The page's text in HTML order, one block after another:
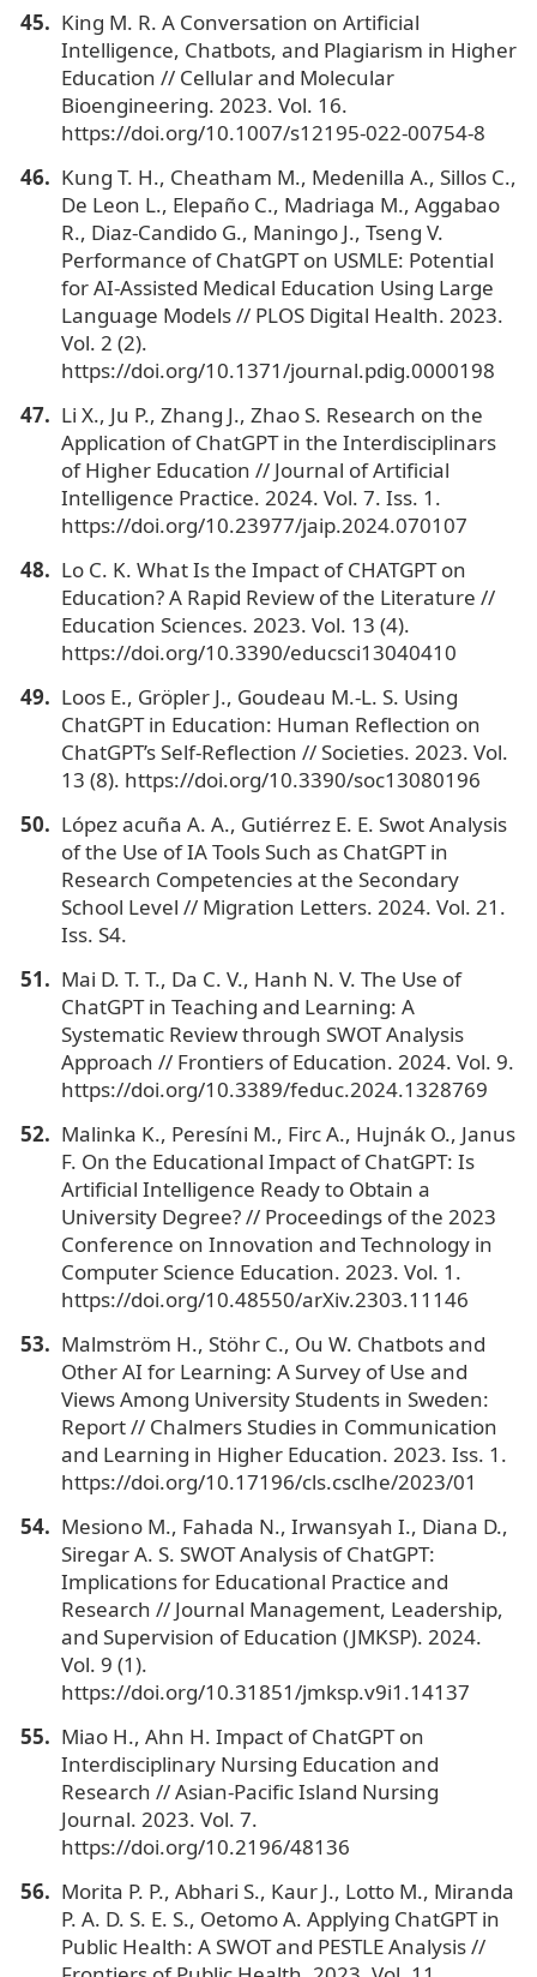
King M. R. A Conversation on Artificial
Intelligence, Chatbots, and Plagiarism in Higher
Education // Cellular and Molecular
Bioengineering. 2023. Vol. 16.
https://doi.org/10.1007/s12195-022-00754-8
Kung T. H., Cheatham M., Medenilla A., Sillos C.,
De Leon L., Elepaño C., Madriaga M., Aggabao
R., Diaz-Candido G., Maningo J., Tseng V.
Performance of ChatGPT on USMLE: Potential
for AI-Assisted Medical Education Using Large
Language Models // PLOS Digital Health. 2023.
Vol. 2 (2).
https://doi.org/10.1371/journal.pdig.0000198
Li X., Ju P., Zhang J., Zhao S. Research on the
Application of ChatGPT in the Interdisciplinars
of Higher Education // Journal of Artificial
Intelligence Practice. 2024. Vol. 7. Iss. 1.
https://doi.org/10.23977/jaip.2024.070107
Lo C. K. What Is the Impact of CHATGPT on
Education? A Rapid Review of the Literature //
Education Sciences. 2023. Vol. 13 (4).
https://doi.org/10.3390/educsci13040410
Loos E., Gröpler J., Goudeau M.-L. S. Using
ChatGPT in Education: Human Reflection on
ChatGPT’s Self-Reflection // Societies. 2023. Vol.
13 (8). https://doi.org/10.3390/soc13080196
López acuña A. A., Gutiérrez E. E. Swot Analysis
of the Use of IA Tools Such as ChatGPT in
Research Competencies at the Secondary
School Level // Migration Letters. 2024. Vol. 21.
Iss. S4.
Mai D. T. T., Da C. V., Hanh N. V. The Use of
ChatGPT in Teaching and Learning: A
Systematic Review through SWOT Analysis
Approach // Frontiers of Education. 2024. Vol. 9.
https://doi.org/10.3389/feduc.2024.1328769
Malinka K., Peresíni M., Firc A., Hujnák O., Janus
F. On the Educational Impact of ChatGPT: Is
Artificial Intelligence Ready to Obtain a
University Degree? // Proceedings of the 2023
Conference on Innovation and Technology in
Computer Science Education. 2023. Vol. 1.
https://doi.org/10.48550/arXiv.2303.11146
Malmström H., Stöhr C., Ou W. Chatbots and
Other AI for Learning: A Survey of Use and
Views Among University Students in Sweden:
Report // Chalmers Studies in Communication
and Learning in Higher Education. 2023. Iss. 1.
https://doi.org/10.17196/cls.csclhe/2023/01
Mesiono M., Fahada N., Irwansyah I., Diana D.,
Siregar A. S. SWOT Analysis of ChatGPT:
Implications for Educational Practice and
Research // Journal Management, Leadership,
and Supervision of Education (JMKSP). 2024.
Vol. 9 (1).
https://doi.org/10.31851/jmksp.v9i1.14137
Miao H., Ahn H. Impact of ChatGPT on
Interdisciplinary Nursing Education and
Research // Asian-Pacific Island Nursing
Journal. 2023. Vol. 7.
https://doi.org/10.2196/48136
Morita P. P., Abhari S., Kaur J., Lotto M., Miranda
P. A. D. S. E. S., Oetomo A. Applying ChatGPT in
Public Health: A SWOT and PESTLE Analysis //